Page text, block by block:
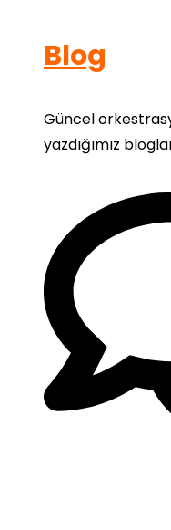
Blog
Güncel
yazdığımız